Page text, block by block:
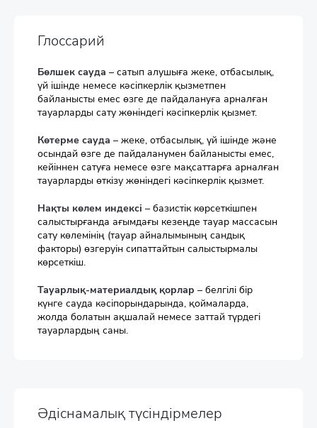
Глоссарий
Бөлшек сауда – сатып алушыға жеке, отбасылық,
үй iшiнде немесе кәсiпкерлiк қызметпен
байланысты емес өзге де пайдалануға арналған
тауарларды сату жөнiндегi кәсiпкерлiк қызмет.
Көтерме сауда – жеке, отбасылық, үй iшiнде және
осындай өзге де пайдаланумен байланысты емес,
кейiннен сатуға немесе өзге мақсаттарға арналған
тауарларды өткiзу жөнiндегi кәсiпкерлiк қызмет.
Нақты көлем индексі – базистік көрсеткішпен
салыстырғанда ағымдағы кезеңде тауар массасын
сату көлемінің (тауар айналымының сандық
факторы) өзгеруін сипаттайтын салыстырмалы
көрсеткіш.
Тауарлық-материалдық қорлар – белгілі бір
күнге сауда кәсіпорындарында, қоймаларда,
жолда болатын ақшалай немесе заттай түрдегі
тауарлардың саны.
Әдіснамалық түсіндірмелер